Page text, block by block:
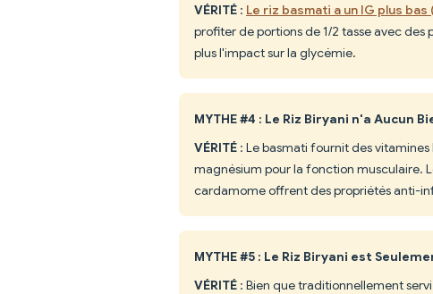
VÉRITÉ : Le riz basmati a un IG plus bas
profiter de portions de 1/2 tasse avec
plus l'impact sur la glycémie.
MYTHE #4 : Le Riz Biryani n'a Aucun
VÉRITÉ : Le basmati fournit des
magnésium pour la fonction musculaire.
cardamome offrent des propriétés anti-
MYTHE #5 : Le Riz Biryani est
VÉRITÉ : Bien que traditionnellement